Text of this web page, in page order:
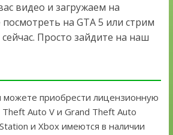
видео и загружаем на
на GTA 5 или стрим
Просто зайдите на наш
приобрести лицензионную
Auto V и Grand Theft Auto
и Xbox имеются в наличии